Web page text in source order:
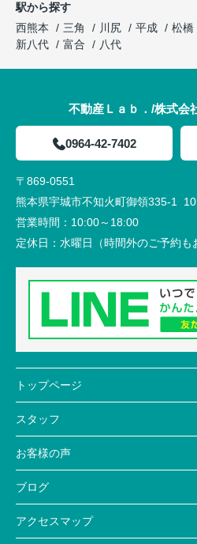
駅から探す
西熊本
三角 川尻 平成 松橋
新八代
富合 八代
不動産Ｌａｂ．/株式会
0964-42-7402
〒869-0551
熊本県宇城市不知火町御領335-1
営業時間： 10:00～18:00
定休日： 水曜日（時間外のご予約も
トップページ
スタッフ
お客様の声
ブログ
アクセスマップ